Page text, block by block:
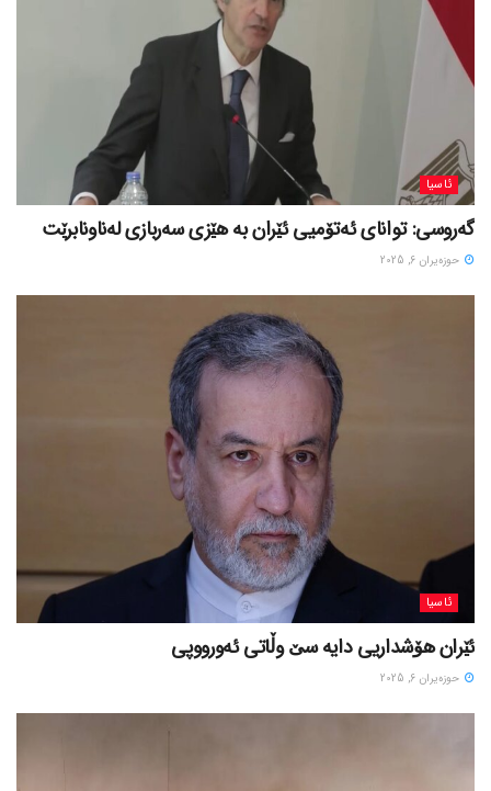
ئاسیا
گەروسی: توانای ئەتۆمیی ئێران بە هێزی سەربازی لەناونابرێت
حوزه‌یران 6, 2025
ئاسیا
ئێران هۆشداریی دایە سێ وڵاتی ئەورووپی
حوزه‌یران 6, 2025